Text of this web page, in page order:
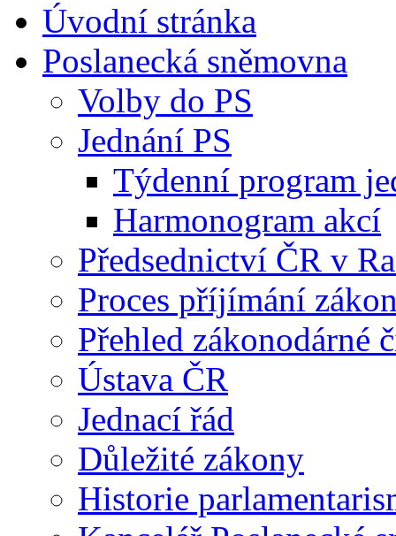
Úvodní stránka
Poslanecká sněmovna
Volby do PS
Jednání PS
Týdenní program
Harmonogram akcí
Předsednictví ČR v
Proces příjímání
Přehled zákonodárné
Ústava ČR
Jednací řád
Důležité zákony
Historie